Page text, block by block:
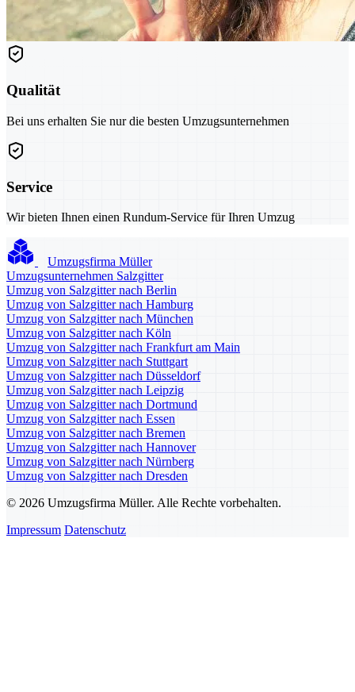
Qualität
Bei uns erhalten Sie nur die besten Umzugsunternehmen
Service
Wir bieten Ihnen einen Rundum-Service für Ihren Umzug
Umzugsfirma Müller
Umzugsunternehmen Salzgitter
Umzug von Salzgitter nach Berlin
Umzug von Salzgitter nach Hamburg
Umzug von Salzgitter nach München
Umzug von Salzgitter nach Köln
Umzug von Salzgitter nach Frankfurt am Main
Umzug von Salzgitter nach Stuttgart
Umzug von Salzgitter nach Düsseldorf
Umzug von Salzgitter nach Leipzig
Umzug von Salzgitter nach Dortmund
Umzug von Salzgitter nach Essen
Umzug von Salzgitter nach Bremen
Umzug von Salzgitter nach Hannover
Umzug von Salzgitter nach Nürnberg
Umzug von Salzgitter nach Dresden
© 2026 Umzugsfirma Müller. Alle Rechte vorbehalten.
Impressum Datenschutz